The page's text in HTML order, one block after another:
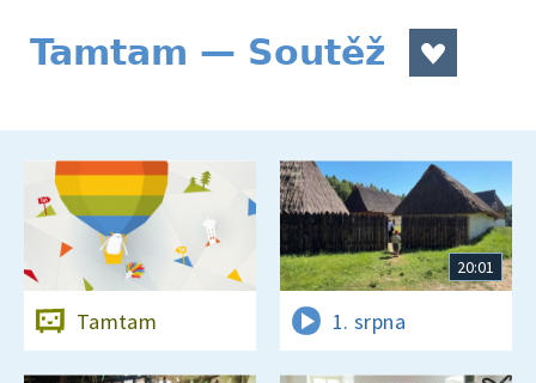
Tamtam — Soutěž
Tamtam
20:01
1. srpna